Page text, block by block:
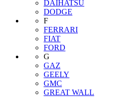
DAIHATSU
DODGE
F
FERRARI
FIAT
FORD
G
GAZ
GEELY
GMC
GREAT WALL